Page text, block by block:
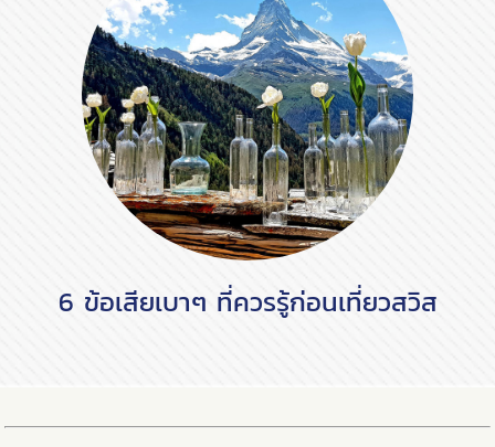
6 ข้อเสียเบาๆ ที่ควรรู้ก่อนเที่ยวสวิส